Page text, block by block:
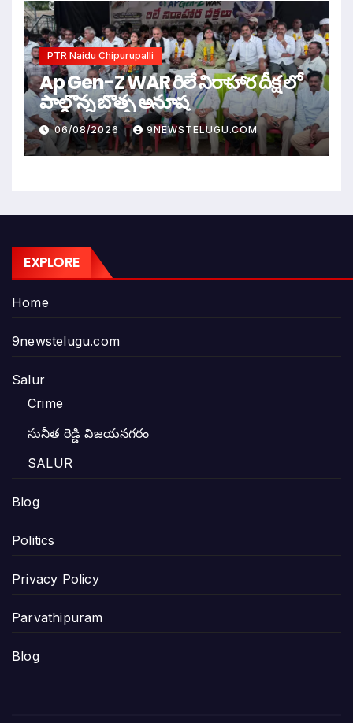
PTR Naidu Chipurupalli
Ap Gen-Z WAR రిలే నిరాహార దీక్ష లో
పాల్గొన్న బొత్స అనూష
06/08/2026 9NEWSTELUGU.COM
EXPLORE
Home
9newstelugu.com
Salur
Crime
సునీత రెడ్డి విజయనగరం
SALUR
Blog
Politics
Privacy Policy
Parvathipuram
Blog